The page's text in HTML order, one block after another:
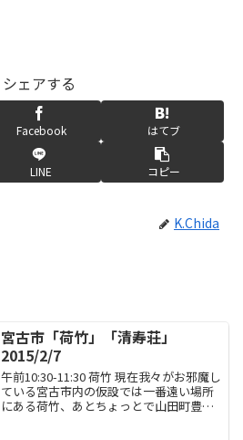
シェアする
Facebook はてブ
LINE コピー
K.Chida
宮古市「荷竹」「清寿荘」
2015/2/7
午前10:30-11:30 荷竹 現在我々がお邪魔し
ている宮古市内の仮設では一番遠い場所
にある荷竹、あとちょっとで山田町豊間